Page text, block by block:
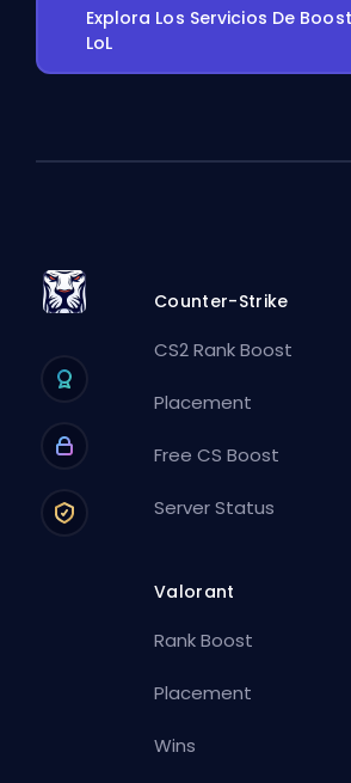
Explora Los Servicios De
LoL
Counter-Strike
CS2 Rank Boost
Placement
Free CS Boost
Server Status
Valorant
Rank Boost
Placement
Wins